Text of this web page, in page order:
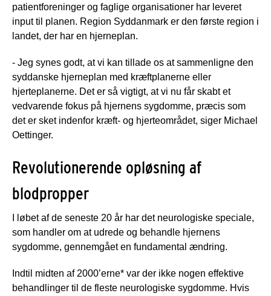
patientforeninger og faglige organisationer har leveret
input til planen. Region Syddanmark er den første region i
landet, der har en hjerneplan.
- Jeg synes godt, at vi kan tillade os at sammenligne den
syddanske hjerneplan med kræftplanerne eller
hjerteplanerne. Det er så vigtigt, at vi nu får skabt et
vedvarende fokus på hjernens sygdomme, præcis som
det er sket indenfor kræft- og hjerteområdet, siger Michael
Oettinger.
Revolutionerende opløsning af
blodpropper
I løbet af de seneste 20 år har det neurologiske speciale,
som handler om at udrede og behandle hjernens
sygdomme, gennemgået en fundamental ændring.
Indtil midten af 2000’erne* var der ikke nogen effektive
behandlinger til de fleste neurologiske sygdomme. Hvis